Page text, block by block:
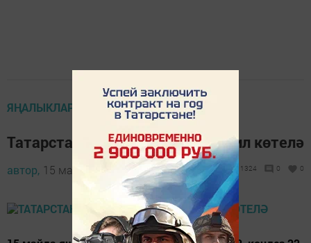
ЯҢАЛЫКЛАР
Татарстанда яшен һәм көчле җил көтелә
автор, 15 май 2015 - 05:45 1324 0 0